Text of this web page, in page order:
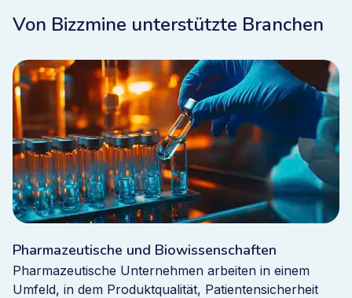
Wenn Vorfälle auftreten, werden automatisch
ändern, werden Inspektionsprogramme angepasst.
Wenn sich Compliance-Anforderungen ändern,
bleiben Verfahren projektübergreifend abgestimmt.
Compliance wird in die tägliche Arbeit integriert und ist
nicht mehr nur ein administrativer Prozess vor
Inspektionen.
Beispiel: Standortübergreifendes
Sicherheits- und Compliance-
Management
Von Bizzmine unterstützte Branchen
Pharmazeutische und Biowissenschaften
Pharmazeutische Unternehmen arbeiten in einem
Umfeld, in dem Produktqualität, Patientensicherheit